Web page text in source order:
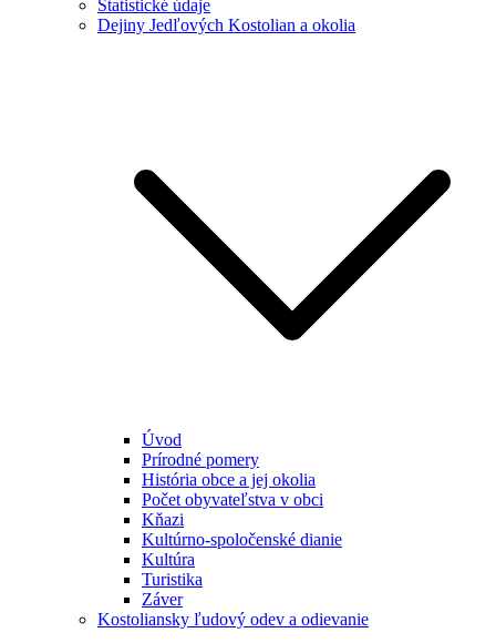
Štatistické údaje
Dejiny Jedľových Kostolian a okolia
Úvod
Prírodné pomery
História obce a jej okolia
Počet obyvateľstva v obci
Kňazi
Kultúrno-spoločenské dianie
Kultúra
Turistika
Záver
Kostoliansky ľudový odev a odievanie